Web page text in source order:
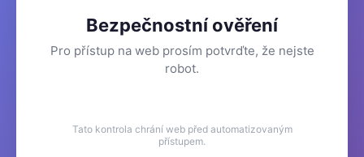
Bezpečnostní ověření
Pro přístup na web prosím potvrďte, že nejste
robot.
Tato kontrola chrání web před automatizovaným
přístupem.